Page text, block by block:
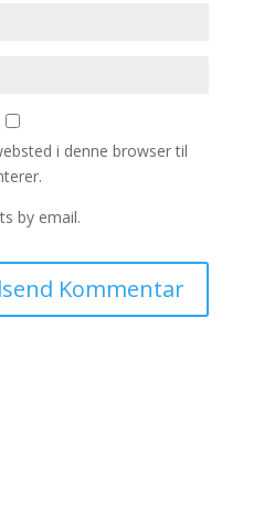
i denne browser til
by email.